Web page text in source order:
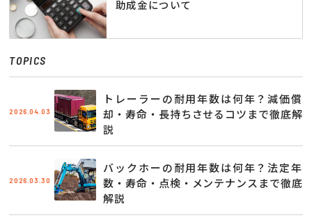
助成金について
TOPICS
2026.04.03
トレーラーの耐用年数は何年？減価償
却・寿命・長持ちさせるコツまで徹底解
説
2026.03.30
バックホーの耐用年数は何年？法定年
数・寿命・点検・メンテナンスまで徹底
解説